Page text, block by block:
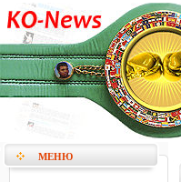
МЕНЮ